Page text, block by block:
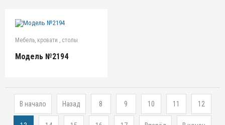
Мебель, кровати , столы
Модель №2194
В начало Назад 8 9 10 11 12